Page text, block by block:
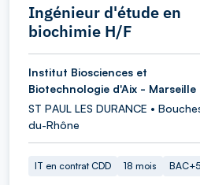
Ingénieur d'étude en
biochimie H/F
Institut Biosciences et
Biotechnologie d'Aix - Marseille
ST PAUL LES DURANCE •
du-Rhône
IT en contrat CDD 18 mois BAC+5